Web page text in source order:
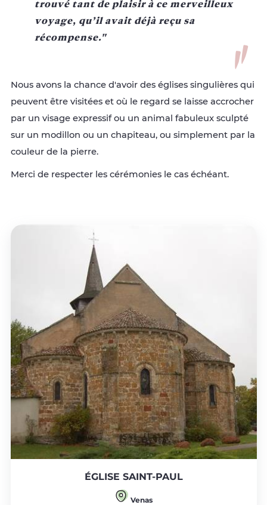
trouvé tant de plaisir à ce merveilleux
voyage, qu’il avait déjà reçu sa
récompense."
Nous avons la chance d'avoir des églises singulières qui
peuvent être visitées et où le regard se laisse accrocher
par un visage expressif ou un animal fabuleux sculpté
sur un modillon ou un chapiteau, ou simplement par la
couleur de la pierre.
Merci de respecter les cérémonies le cas échéant.
ÉGLISE SAINT-PAUL
Venas